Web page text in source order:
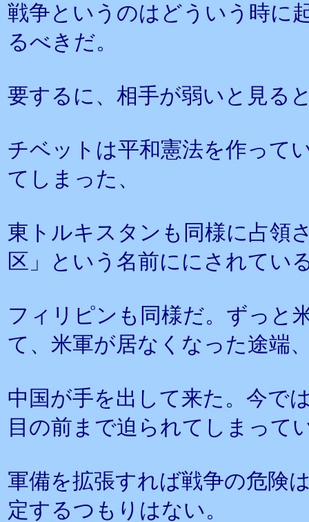
戦争というのはどういう時に
るべきだ。
要するに、相手が弱いと見る
チベットは平和憲法を作って
てしまった、
東トルキスタンも同様に占領
区」という名前ににされてい
フィリピンも同様だ。ずっと
て、米軍が居なくなった途端
中国が手を出して来た。今で
目の前まで迫られてしまって
軍備を拡張すれば戦争の危険
定するつもりはない。